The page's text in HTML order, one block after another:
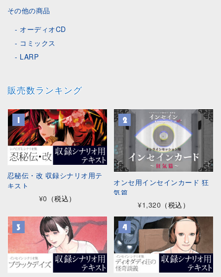
その他の商品
オーディオCD
コミックス
LARP
販売数ランキング
忍秘伝・改 収録シナリオ用テ
キスト
¥0 （税込）
オンセ用インセインカード 狂
気篇
¥1,320 （税込）